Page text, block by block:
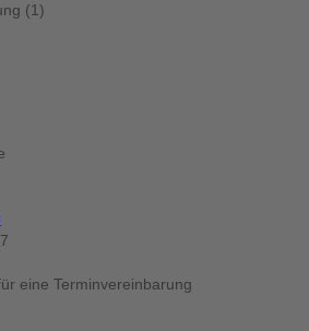
(1)
eine Terminvereinbarung